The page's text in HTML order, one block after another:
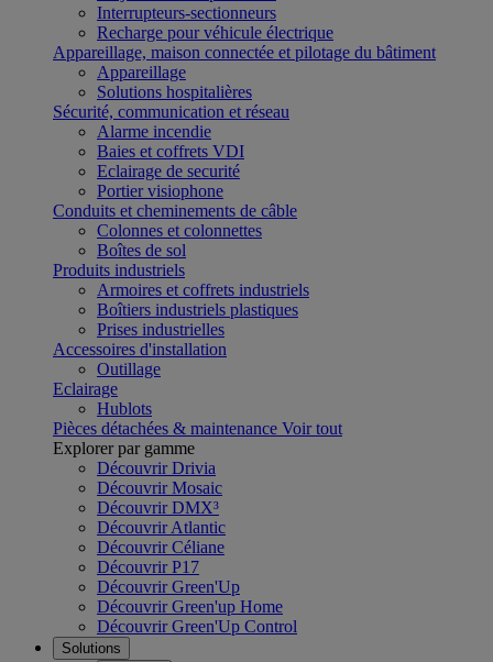
Interrupteurs-sectionneurs
Recharge pour véhicule électrique
Appareillage, maison connectée et pilotage du bâtiment
Appareillage
Solutions hospitalières
Sécurité, communication et réseau
Alarme incendie
Baies et coffrets VDI
Eclairage de securité
Portier visiophone
Conduits et cheminements de câble
Colonnes et colonnettes
Boîtes de sol
Produits industriels
Armoires et coffrets industriels
Boîtiers industriels plastiques
Prises industrielles
Accessoires d'installation
Outillage
Eclairage
Hublots
Pièces détachées & maintenance Voir tout
Explorer par gamme
Découvrir Drivia
Découvrir Mosaic
Découvrir DMX³
Découvrir Atlantic
Découvrir Céliane
Découvrir P17
Découvrir Green'Up
Découvrir Green'up Home
Découvrir Green'Up Control
Solutions